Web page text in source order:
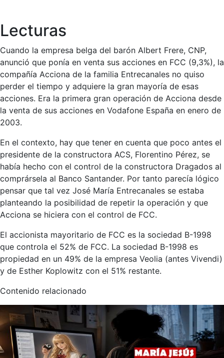
Lecturas
Cuando la empresa belga del barón Albert Frere, CNP,
anunció que ponía en venta sus acciones en FCC (9,3%), la
compañía Acciona de la familia Entrecanales no quiso
perder el tiempo y adquiere la gran mayoría de esas
acciones. Era la primera gran operación de Acciona desde
la venta de sus acciones en Vodafone España en enero de
2003.
En el contexto, hay que tener en cuenta que poco antes el
presidente de la constructora ACS, Florentino Pérez, se
había hecho con el control de la constructora Dragados al
comprársela al Banco Santander. Por tanto parecía lógico
pensar que tal vez José María Entrecanales se estaba
planteando la posibilidad de repetir la operación y que
Acciona se hiciera con el control de FCC.
El accionista mayoritario de FCC es la sociedad B-1998
que controla el 52% de FCC. La sociedad B-1998 es
propiedad en un 49% de la empresa Veolia (antes Vivendi)
y de Esther Koplowitz con el 51% restante.
Contenido relacionado